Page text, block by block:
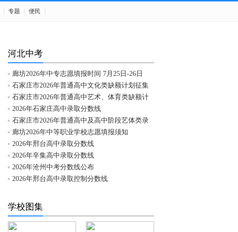
专题 便民
河北中考
廊坊2026年中专志愿填报时间 7月25日-26日
石家庄市2026年普通高中文化类缺额计划征集
石家庄市2026年普通高中艺术、体育类缺额计
2026年石家庄高中录取分数线
石家庄市2026年普通高中及高中阶段艺体类录
廊坊2026年中等职业学校志愿填报须知
2026年邢台高中录取分数线
2026年辛集高中录取分数线
2026年沧州中考分数线公布
2026年邢台高中录取控制分数线
学校图集